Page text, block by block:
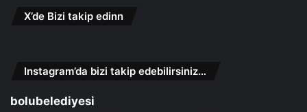
X’de Bizi takip edinn
Instagram’da bizi takip edebilirsiniz…
bolubelediyesi